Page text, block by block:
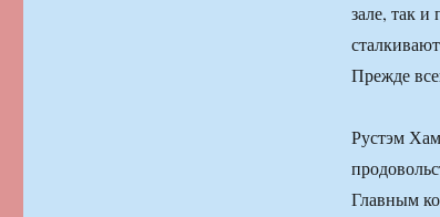
зале, так
Прежде
Рустэм
Главным